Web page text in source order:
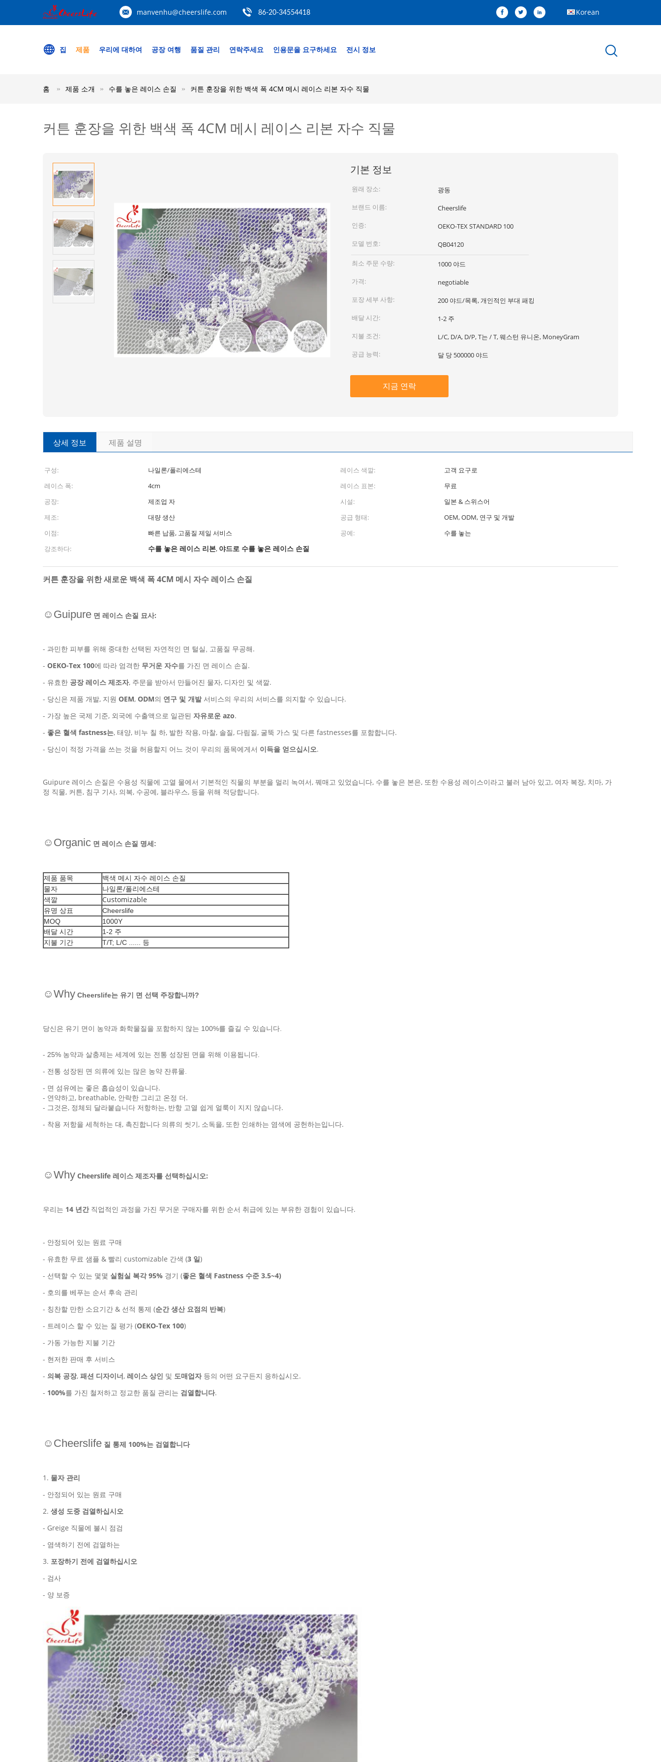
manvenhu@cheerslife.com 86-20-34554418 Korean
집 제품 우리에 대하여 공장 여행 품질 관리 연락주세요 인용문을 요구하세요 전시 정보
홈 제품 소개 수를 놓은 레이스 손질 커튼 훈장을 위한 백색 폭 4CM 메시 레이스 리본 자수 직물
커튼 훈장을 위한 백색 폭 4CM 메시 레이스 리본 자수 직물
기본 정보
원래 장소:
광동
브랜드 이름:
Cheerslife
인증:
OEKO-TEX STANDARD 100
모델 번호:
QB04120
최소 주문 수량:
1000 야드
가격:
negotiable
포장 세부 사항:
200 야드/목록, 개인적인 부대 패킹
배달 시간:
1-2 주
지불 조건:
L/C, D/A, D/P, T는 / T, 웨스턴 유니온, MoneyGram
공급 능력:
달 당 500000 야드
지금 연락
상세 정보 제품 설명
구성: 나일론/폴리에스테 레이스 색깔:
고객 요구로
레이스 폭:
4cm 레이스 표본:
무료
공장:
제조업 자 시설:
일본 & 스위스어
제조:
대량 생산 공급 형태:
OEM, ODM, 연구 및 개발
이점:
빠른 납품, 고품질 제일 서비스 공예:
수를 놓는
강조하다:
수를 놓은 레이스 리본, 야드로 수를 놓은 레이스 손질
커튼 훈장을 위한 새로운 백색 폭 4CM 메시 자수 레이스 손질
☺Guipure 면 레이스 손질 묘사:
- 과민한 피부를 위해 중대한 선택된 자연적인 면 털실 , 고품질 무공해.
- OEKO-Tex 100에 따라 엄격한 무거운 자수를 가진 면 레이스 손질.
- 유효한 공장 레이스 제조자, 주문을 받아서 만들어진 물자, 디자인 및 색깔.
- 당신은 제품 개발, 지원 OEM, ODM의 연구 및 개발서비스의 우리의 서비스를 의지할 수 있습니다.
- 가장 높은 국제 기준, 외국에 수출액으로 일관된 자유로운 azo.
- 좋은 혈색 fastness는, 태양, 비누 칠 하, 발한 작용, 마찰, 솔질, 다림질, 굴뚝 가스 및 다른 fastnesses를 포함합니다.
- 당신이 적정 가격을 쓰는 것을 허용할지 어느 것이 우리의 품목에게서 이득을 얻으십시오.
Guipure 레이스 손질은 수용성 직물에 고열 물에서 기본적인 직물의 부분을 멀리 녹여서, 꿰매고 있었습니다, 수를 놓은 본은, 또한 수용성 레이스이라고 불러 남아 있고, 여자 복장, 치마, 가
정 직물, 커튼, 침구 기사, 의복, 수공예, 블라우스, 등을 위해 적당합니다.
☺Organic 면 레이스 손질 명세:
제품 품목 백색 메시 자수 레이스 손질
물자 나일론/폴리에스테
색깔 Customizable
유명 상표
Cheerslife
MOQ
1000Y
배달 시간
1-2 주
지불 기간
T/T; L/C ...... 등
☺Why Cheerslife는 유기 면 선택 주장합니까?
당신은 유기 면이 농약과 화학물질을 포함하지 않는 100%를 즐길 수 있습니다.
- 25% 농약과 살충제는 세계에 있는 전통 성장된 면을 위해 이용됩니다.
- 전통 성장된 면 의류에 있는 많은 농약 잔류물.
- 면 섬유에는 좋은 흡습성이 있습니다.
- 연약하고, breathable, 안락한 그리고 온정 더.
- 그것은, 정체되 달라붙습니다 저항하는, 반항 고열 쉽게 얼룩이 지지 않습니다.
- 착용 저항을 세척하는 대, 촉진합니다 의류의 씻기, 소독을, 또한 인쇄하는 염색에 공헌하는입니다.
☺Why Cheerslife 레이스 제조자를 선택하십시오:
우리는 14 년간직업적인 과정을 가진 무거운 구매자를 위한 순서 취급에 있는 부유한 경험이 있습니다.
- 안정되어 있는 원료 구매
- 유효한 무료 샘플 & 빨리 customizable 간색 (3 일)
- 선택할 수 있는 몇몇 실험실 복각 95% 경기 (좋은 혈색 Fastness 수준 3.5~4)
- 호의를 베푸는 순서 후속 관리
- 칭찬할 만한 소요기간 & 선적 통제 (순간 생산 요점의 반복)
- 트레이스 할 수 있는 질 평가 (OEKO-Tex 100)
- 가동 가능한 지불 기간
- 현저한 판매 후 서비스
- 의복 공장, 패션 디자이너, 레이스 상인 및 도매업자등의 어떤 요구든지 응하십시오.
- 100%를 가진 철저하고 정교한 품질 관리는 검열합니다.
☺Cheerslife 질 통제 100%는 검열합니다
1. 물자 관리
- 안정되어 있는 원료 구매
2. 생성 도중 검열하십시오
- Greige 직물에 불시 점검
- 염색하기 전에 검열하는
3. 포장하기 전에 검열하십시오
- 검사
- 양 보증